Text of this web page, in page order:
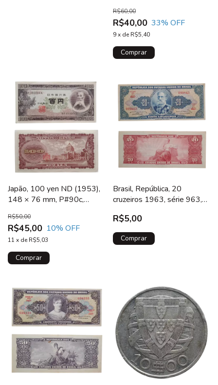
R$40,00
R$60,00
33% OFF
9x de R$5,40
Japão, 100 yen ND (1953),
148 × 76 mm, P#90c,
R$45,00
R$50,00
10% OFF
11 x de R$5,03
Brasil, República, 20
cruzeiros 1963, série 963,
R$5,00